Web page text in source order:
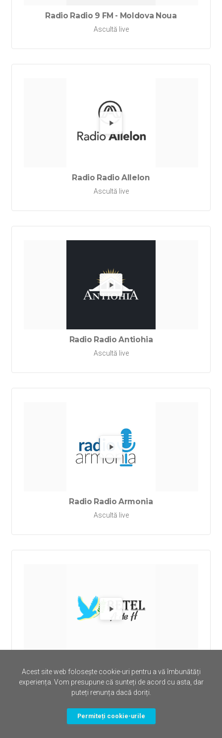
Radio Radio 9 FM - Moldova Noua
Ascultă live
Redă
Radio Radio Allelon
Ascultă live
Redă
Radio Radio Antiohia
Ascultă live
Redă
Radio Radio Armonia
Ascultă live
Redă
Acest site web folosește cookie-uri pentru a vă îmbunătăți
experiența. Vom presupune că sunteți de acord cu asta, dar
puteți renunța dacă doriți.
Permiteți cookie-urile